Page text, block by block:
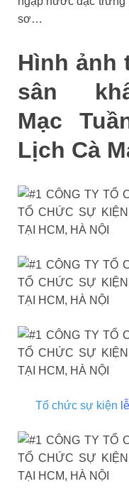
sơ…
Hình ảnh
sân
Mạc
Lịch Cà
Tổ chức sự kiện